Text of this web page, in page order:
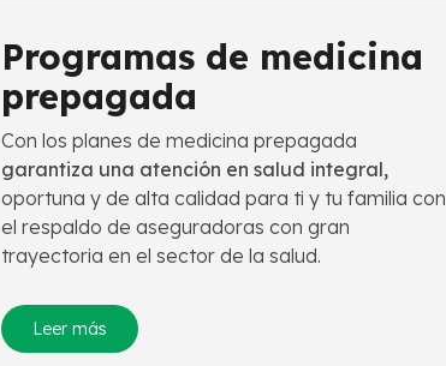
Programas de medicina
prepagada
Con los planes de medicina prepagada
garantiza una atención en salud integral,
oportuna y de alta calidad para ti y tu familia con
el respaldo de aseguradoras con gran
trayectoria en el sector de la salud.
Leer más